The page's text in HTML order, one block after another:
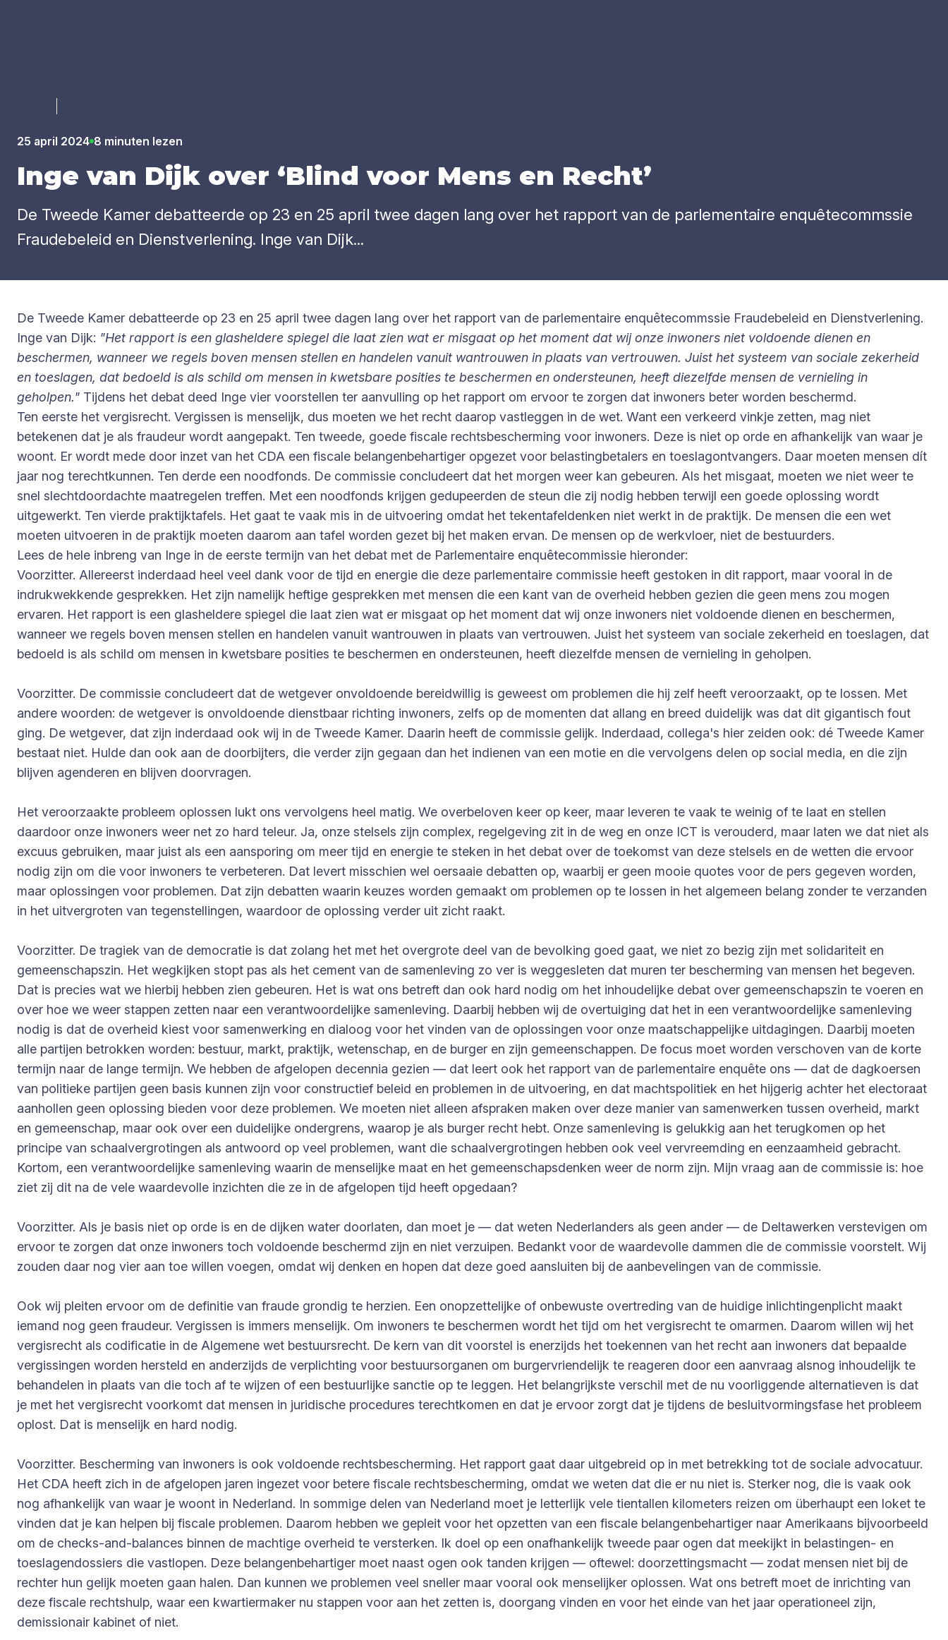
25 april 2024 8 minuten lezen
Inge van Dijk over ‘Blind voor Mens en Recht’
De Tweede Kamer debatteerde op 23 en 25 april twee dagen lang over het rapport van de parlementaire enquêtecommssie
Fraudebeleid en Dienstverlening. Inge van Dijk...
De Tweede Kamer debatteerde op 23 en 25 april twee dagen lang over het rapport van de parlementaire enquêtecommssie Fraudebeleid en Dienstverlening.
Inge van Dijk: "Het rapport is een glasheldere spiegel die laat zien wat er misgaat op het moment dat wij onze inwoners niet voldoende dienen en
beschermen, wanneer we regels boven mensen stellen en handelen vanuit wantrouwen in plaats van vertrouwen. Juist het systeem van sociale zekerheid
en toeslagen, dat bedoeld is als schild om mensen in kwetsbare posities te beschermen en ondersteunen, heeft diezelfde mensen de vernieling in
geholpen." Tijdens het debat deed Inge vier voorstellen ter aanvulling op het rapport om ervoor te zorgen dat inwoners beter worden beschermd.
Ten eerste het vergisrecht. Vergissen is menselijk, dus moeten we het recht daarop vastleggen in de wet. Want een verkeerd vinkje zetten, mag niet
betekenen dat je als fraudeur wordt aangepakt. Ten tweede, goede fiscale rechtsbescherming voor inwoners. Deze is niet op orde en afhankelijk van waar je
woont. Er wordt mede door inzet van het CDA een fiscale belangenbehartiger opgezet voor belastingbetalers en toeslagontvangers. Daar moeten mensen dít
jaar nog terechtkunnen. Ten derde een noodfonds. De commissie concludeert dat het morgen weer kan gebeuren. Als het misgaat, moeten we niet weer te
snel slechtdoordachte maatregelen treffen. Met een noodfonds krijgen gedupeerden de steun die zij nodig hebben terwijl een goede oplossing wordt
uitgewerkt. Ten vierde praktijktafels. Het gaat te vaak mis in de uitvoering omdat het tekentafeldenken niet werkt in de praktijk. De mensen die een wet
moeten uitvoeren in de praktijk moeten daarom aan tafel worden gezet bij het maken ervan. De mensen op de werkvloer, niet de bestuurders.
Lees de hele inbreng van Inge in de eerste termijn van het debat met de Parlementaire enquêtecommissie hieronder:
Voorzitter. Allereerst inderdaad heel veel dank voor de tijd en energie die deze parlementaire commissie heeft gestoken in dit rapport, maar vooral in de
indrukwekkende gesprekken. Het zijn namelijk heftige gesprekken met mensen die een kant van de overheid hebben gezien die geen mens zou mogen
ervaren. Het rapport is een glasheldere spiegel die laat zien wat er misgaat op het moment dat wij onze inwoners niet voldoende dienen en beschermen,
wanneer we regels boven mensen stellen en handelen vanuit wantrouwen in plaats van vertrouwen. Juist het systeem van sociale zekerheid en toeslagen, dat
bedoeld is als schild om mensen in kwetsbare posities te beschermen en ondersteunen, heeft diezelfde mensen de vernieling in geholpen.
Voorzitter. De commissie concludeert dat de wetgever onvoldoende bereidwillig is geweest om problemen die hij zelf heeft veroorzaakt, op te lossen. Met
andere woorden: de wetgever is onvoldoende dienstbaar richting inwoners, zelfs op de momenten dat allang en breed duidelijk was dat dit gigantisch fout
ging. De wetgever, dat zijn inderdaad ook wij in de Tweede Kamer. Daarin heeft de commissie gelijk. Inderdaad, collega's hier zeiden ook: dé Tweede Kamer
bestaat niet. Hulde dan ook aan de doorbijters, die verder zijn gegaan dan het indienen van een motie en die vervolgens delen op social media, en die zijn
blijven agenderen en blijven doorvragen.
Het veroorzaakte probleem oplossen lukt ons vervolgens heel matig. We overbeloven keer op keer, maar leveren te vaak te weinig of te laat en stellen
daardoor onze inwoners weer net zo hard teleur. Ja, onze stelsels zijn complex, regelgeving zit in de weg en onze ICT is verouderd, maar laten we dat niet als
excuus gebruiken, maar juist als een aansporing om meer tijd en energie te steken in het debat over de toekomst van deze stelsels en de wetten die ervoor
nodig zijn om die voor inwoners te verbeteren. Dat levert misschien wel oersaaie debatten op, waarbij er geen mooie quotes voor de pers gegeven worden,
maar oplossingen voor problemen. Dat zijn debatten waarin keuzes worden gemaakt om problemen op te lossen in het algemeen belang zonder te verzanden
in het uitvergroten van tegenstellingen, waardoor de oplossing verder uit zicht raakt.
Voorzitter. De tragiek van de democratie is dat zolang het met het overgrote deel van de bevolking goed gaat, we niet zo bezig zijn met solidariteit en
gemeenschapszin. Het wegkijken stopt pas als het cement van de samenleving zo ver is weggesleten dat muren ter bescherming van mensen het begeven.
Dat is precies wat we hierbij hebben zien gebeuren. Het is wat ons betreft dan ook hard nodig om het inhoudelijke debat over gemeenschapszin te voeren en
over hoe we weer stappen zetten naar een verantwoordelijke samenleving. Daarbij hebben wij de overtuiging dat het in een verantwoordelijke samenleving
nodig is dat de overheid kiest voor samenwerking en dialoog voor het vinden van de oplossingen voor onze maatschappelijke uitdagingen. Daarbij moeten
alle partijen betrokken worden: bestuur, markt, praktijk, wetenschap, en de burger en zijn gemeenschappen. De focus moet worden verschoven van de korte
termijn naar de lange termijn. We hebben de afgelopen decennia gezien — dat leert ook het rapport van de parlementaire enquête ons — dat de dagkoersen
van politieke partijen geen basis kunnen zijn voor constructief beleid en problemen in de uitvoering, en dat machtspolitiek en het hijgerig achter het electoraat
aanhollen geen oplossing bieden voor deze problemen. We moeten niet alleen afspraken maken over deze manier van samenwerken tussen overheid, markt
en gemeenschap, maar ook over een duidelijke ondergrens, waarop je als burger recht hebt. Onze samenleving is gelukkig aan het terugkomen op het
principe van schaalvergrotingen als antwoord op veel problemen, want die schaalvergrotingen hebben ook veel vervreemding en eenzaamheid gebracht.
Kortom, een verantwoordelijke samenleving waarin de menselijke maat en het gemeenschapsdenken weer de norm zijn. Mijn vraag aan de commissie is: hoe
ziet zij dit na de vele waardevolle inzichten die ze in de afgelopen tijd heeft opgedaan?
Voorzitter. Als je basis niet op orde is en de dijken water doorlaten, dan moet je — dat weten Nederlanders als geen ander — de Deltawerken verstevigen om
ervoor te zorgen dat onze inwoners toch voldoende beschermd zijn en niet verzuipen. Bedankt voor de waardevolle dammen die de commissie voorstelt. Wij
zouden daar nog vier aan toe willen voegen, omdat wij denken en hopen dat deze goed aansluiten bij de aanbevelingen van de commissie.
Ook wij pleiten ervoor om de definitie van fraude grondig te herzien. Een onopzettelijke of onbewuste overtreding van de huidige inlichtingenplicht maakt
iemand nog geen fraudeur. Vergissen is immers menselijk. Om inwoners te beschermen wordt het tijd om het vergisrecht te omarmen. Daarom willen wij het
vergisrecht als codificatie in de Algemene wet bestuursrecht. De kern van dit voorstel is enerzijds het toekennen van het recht aan inwoners dat bepaalde
vergissingen worden hersteld en anderzijds de verplichting voor bestuursorganen om burgervriendelijk te reageren door een aanvraag alsnog inhoudelijk te
behandelen in plaats van die toch af te wijzen of een bestuurlijke sanctie op te leggen. Het belangrijkste verschil met de nu voorliggende alternatieven is dat
je met het vergisrecht voorkomt dat mensen in juridische procedures terechtkomen en dat je ervoor zorgt dat je tijdens de besluitvormingsfase het probleem
oplost. Dat is menselijk en hard nodig.
Voorzitter. Bescherming van inwoners is ook voldoende rechtsbescherming. Het rapport gaat daar uitgebreid op in met betrekking tot de sociale advocatuur.
Het CDA heeft zich in de afgelopen jaren ingezet voor betere fiscale rechtsbescherming, omdat we weten dat die er nu niet is. Sterker nog, die is vaak ook
nog afhankelijk van waar je woont in Nederland. In sommige delen van Nederland moet je letterlijk vele tientallen kilometers reizen om überhaupt een loket te
vinden dat je kan helpen bij fiscale problemen. Daarom hebben we gepleit voor het opzetten van een fiscale belangenbehartiger naar Amerikaans bijvoorbeeld
om de checks-and-balances binnen de machtige overheid te versterken. Ik doel op een onafhankelijk tweede paar ogen dat meekijkt in belastingen- en
toeslagendossiers die vastlopen. Deze belangenbehartiger moet naast ogen ook tanden krijgen — oftewel: doorzettingsmacht — zodat mensen niet bij de
rechter hun gelijk moeten gaan halen. Dan kunnen we problemen veel sneller maar vooral ook menselijker oplossen. Wat ons betreft moet de inrichting van
deze fiscale rechtshulp, waar een kwartiermaker nu stappen voor aan het zetten is, doorgang vinden en voor het einde van het jaar operationeel zijn,
demissionair kabinet of niet.